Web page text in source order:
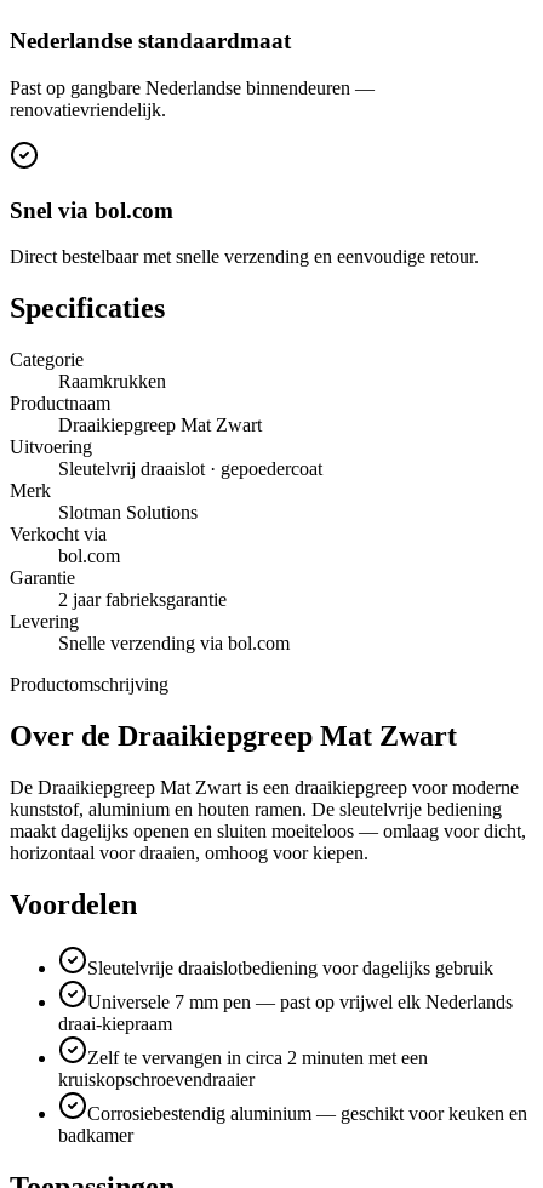
Nederlandse standaardmaat
Past op gangbare Nederlandse binnendeuren —
renovatievriendelijk.
Snel via bol.com
Direct bestelbaar met snelle verzending en eenvoudige retour.
Specificaties
Categorie
Raamkrukken
Productnaam
Draaikiepgreep Mat Zwart
Uitvoering
Sleutelvrij draaislot · gepoedercoat
Merk
Slotman Solutions
Verkocht via
bol.com
Garantie
2 jaar fabrieksgarantie
Levering
Snelle verzending via bol.com
Productomschrijving
Over de Draaikiepgreep Mat Zwart
De Draaikiepgreep Mat Zwart is een draaikiepgreep voor moderne
kunststof, aluminium en houten ramen. De sleutelvrije bediening
maakt dagelijks openen en sluiten moeiteloos — omlaag voor dicht,
horizontaal voor draaien, omhoog voor kiepen.
Voordelen
Sleutelvrije draaislotbediening voor dagelijks gebruik
Universele 7 mm pen — past op vrijwel elk Nederlands
draai-kiepraam
Zelf te vervangen in circa 2 minuten met een
kruiskopschroevendraaier
Corrosiebestendig aluminium — geschikt voor keuken en
badkamer